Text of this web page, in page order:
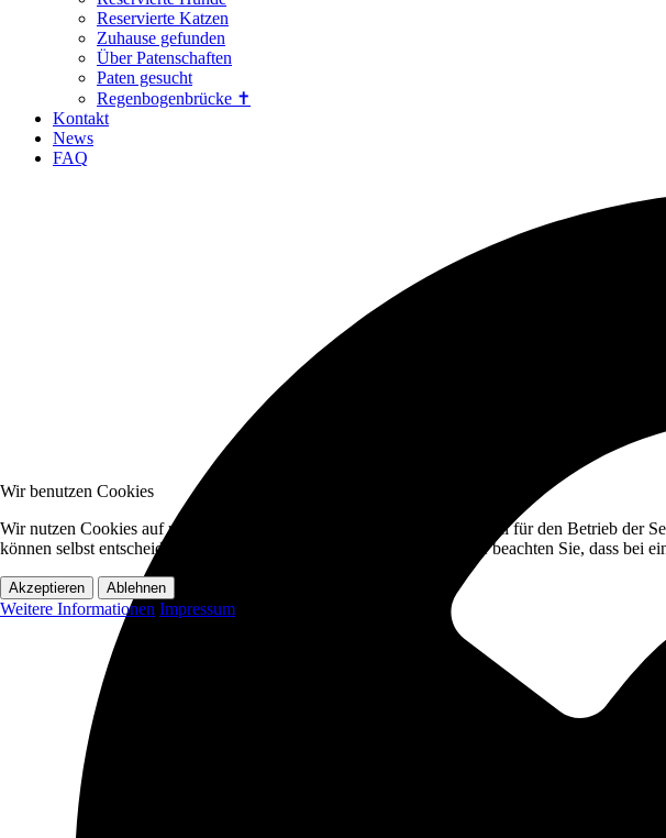
Reservierte Katzen
Zuhause gefunden
Über Patenschaften
Paten gesucht
Regenbogenbrücke ✝
Kontakt
News
FAQ
Wir benutzen Cookies
Wir nutzen Cookies auf unserer Website. Einige von ihnen sind essenziell für den Betrieb der
können selbst entscheiden, ob Sie die Cookies zulassen möchten. Bitte beachten Sie, dass
Akzeptieren Ablehnen
Weitere Informationen Impressum